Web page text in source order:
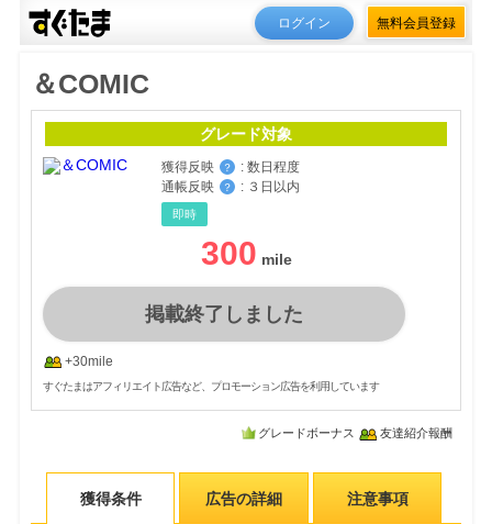
ログイン 無料会員登録
＆COMIC
グレード対象
獲得反映 ？ : 数日程度
通帳反映
？ : ３日以内
即時
300
掲載終了しました
+30mile
すぐたまはアフィリエイト広告など、プロモーション広告を利用しています
グレードボーナス 友達紹介報酬
獲得条件 広告の詳細 注意事項